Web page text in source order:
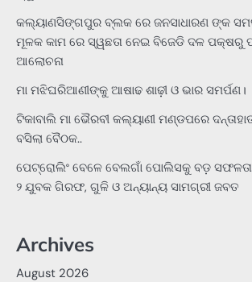
କଲ୍ୟାଣସିଙ୍ଗପୁର ବ୍ଲକ ରେ ଜନସାଧାରଣ ଙ୍କ
ମୂଳକ କାମ ରେ ସ୍ୱଛତା ନେଇ ବିଜେଡି ଦଳ ପକ୍ଷରୁ
ଆଲୋଚନା
ମା ମଝିଘରିଆଣୀଙ୍କୁ ଆଷାଢ ଶାଢ଼ୀ ଓ ଭାର ସମର୍ପଣ।
ଟିକାବାଲି ମା ଭୈରବୀ କଲ୍ୟାଣୀ ମଣ୍ଡପରେ
ବସିଲା ବୈଠକ..
ପେଟ୍ରୋଲିଂ ବେଳେ ବେଲଗାଁ ପୋଲିସକୁ ବଡ଼
୨ ଯୁବକ ଗିରଫ, ଗୁଳି ଓ ଅନ୍ୟାନ୍ୟ ସାମଗ୍ରୀ ଜବତ
Archives
August 2026